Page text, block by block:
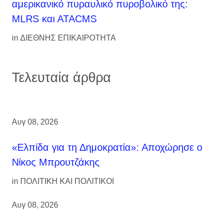
αμερικανικό πυραυλικό πυροβολικό της:
MLRS και ΑΤΑCMS
in ΔΙΕΘΝΗΣ ΕΠΙΚΑΙΡΟΤΗΤΑ
Τελευταία άρθρα
Αυγ 08, 2026
«Ελπίδα για τη Δημοκρατία»: Αποχώρησε ο
Νίκος Μπρουτζάκης
in ΠΟΛΙΤΙΚΗ ΚΑΙ ΠΟΛΙΤΙΚΟΙ
Αυγ 08, 2026